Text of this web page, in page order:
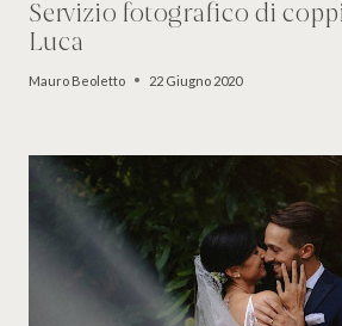
Servizio fotografico di
Luca
Mauro Beoletto 22 Giugno 2020